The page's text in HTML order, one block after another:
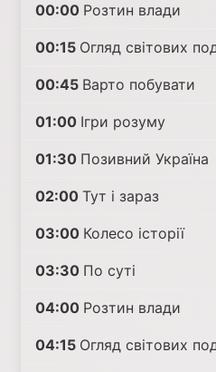
00:00 Розтин влади
00:15 Огляд світових
00:45 Варто побувати
01:00 Ігри розуму
01:30 Позивний Україна
02:00 Тут і зараз
03:00 Колесо історії
03:30 По суті
04:00 Розтин влади
04:15 Огляд світових